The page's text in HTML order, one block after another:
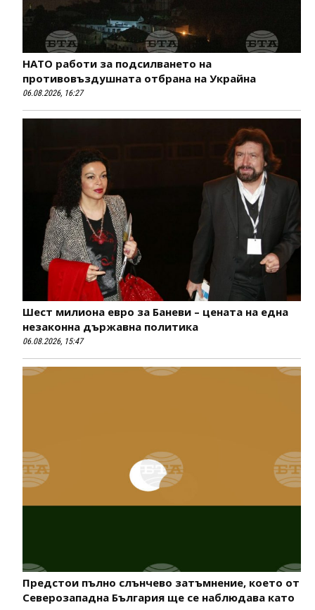
НАТО работи за подсилването на
противовъздушната отбрана на Украйна
06.08.2026, 16:27
Шест милиона евро за Баневи – цената на една
незаконна държавна политика
06.08.2026, 15:47
Предстои пълно слънчево затъмнение, което от
Северозападна България ще се наблюдава като